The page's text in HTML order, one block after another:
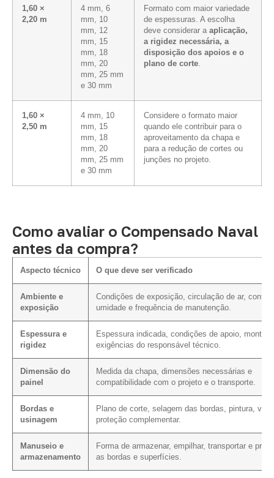
1,60 ×
2,20 m
4 mm, 6
mm, 10
mm, 12
mm, 15
mm, 18
mm, 20
mm, 25 mm
e 30 mm
Formato com maior variedade
de espessuras. A escolha
deve considerar a aplicação,
a rigidez necessária, a
disposição dos apoios e o
plano de corte.
1,60 ×
2,50 m
4 mm, 10
mm, 15
mm, 18
mm, 20
mm, 25 mm
e 30 mm
Considere o formato maior
quando ele contribuir para o
aproveitamento da chapa e
para a redução de cortes ou
junções no projeto.
Como avaliar o Compensado Naval
antes da compra?
Aspecto técnico O que deve ser verificado
Ambiente e
exposição
Condições de exposição, circulação de ar,
umidade e frequência de manutenção.
Espessura e
rigidez
Espessura indicada, condições de apoio,
exigências do responsável técnico.
Dimensão do
painel
Medida da chapa, dimensões necessárias e
compatibilidade com o projeto e o transporte.
Bordas e
usinagem
Plano de corte, selagem das bordas, pintura,
proteção complementar.
Manuseio e
armazenamento
Forma de armazenar, empilhar, transportar e
as bordas e superfícies.